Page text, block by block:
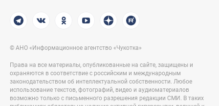
© АНО «Информационное агентство «Чукотка»
Права на все материалы, опубликованные на сайте, защищены и
охраняются в соответствие с российским и международным
законодательством об интеллектуальной собственности. Любое
использование текстов, фотографий, видео и аудиоматериалов
возможно только с письменного разрешения редакции СМИ. В таких